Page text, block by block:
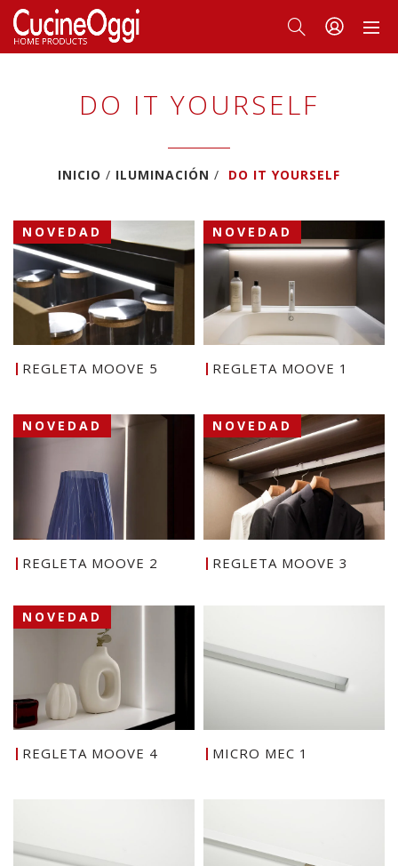
DO IT YOURSELF
INICIO ILUMINACIÓN DO IT YOURSELF
NOVEDAD
REGLETA MOOVE 5
NOVEDAD
REGLETA MOOVE 1
NOVEDAD
REGLETA MOOVE 2
NOVEDAD
REGLETA MOOVE 3
NOVEDAD
REGLETA MOOVE 4 MICRO MEC 1